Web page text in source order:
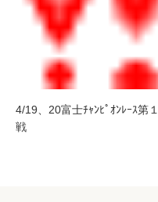
4/19、20富士ﾁｬﾝﾋﾟｵﾝﾚｰｽ第１
戦